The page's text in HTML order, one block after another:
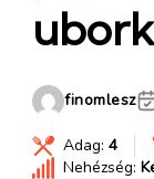
finomlesz
Adag: 4
Nehézség: